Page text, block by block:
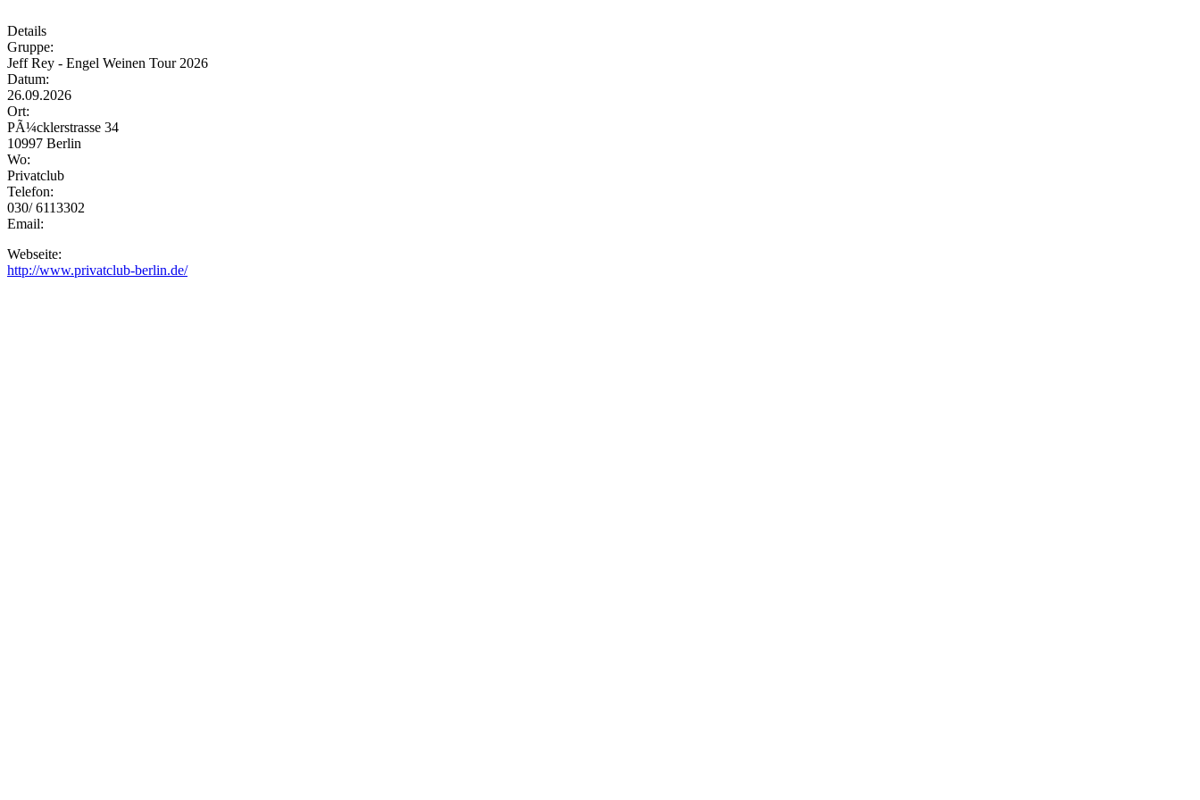
Details
Gruppe:
Jeff Rey - Engel Weinen Tour 2026
Datum:
26.09.2026
Ort:
PÃ¼cklerstrasse 34
10997 Berlin
Wo:
Privatclub
Telefon:
030/ 6113302
Email:
Webseite:
http://www.privatclub-berlin.de/